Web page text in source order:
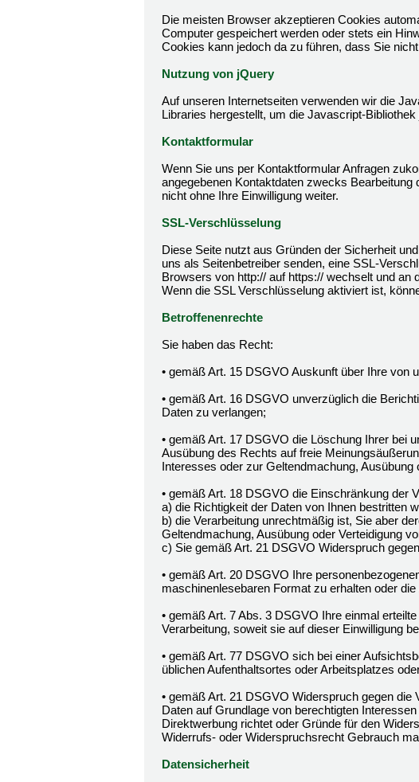
Die meisten Browser akzeptieren Cookies
Computer gespeichert werden oder stets ein
Cookies kann jedoch da zu führen, dass Sie
Nutzung von jQuery
Auf unseren Internetseiten verwenden wir die
Libraries hergestellt, um die Javascript-
Kontaktformular
Wenn Sie uns per Kontaktformular Anfragen
angegebenen Kontaktdaten zwecks
nicht ohne Ihre Einwilligung weiter.
SSL-Verschlüsselung
Diese Seite nutzt aus Gründen der Sicherheit
uns als Seitenbetreiber senden, eine SSL-
Browsers von http:// auf https:// wechselt und
Wenn die SSL Verschlüsselung aktiviert ist,
Betroffenenrechte
Sie haben das Recht:
• gemäß Art. 15 DSGVO Auskunft über Ihre von
• gemäß Art. 16 DSGVO unverzüglich die
Daten zu verlangen;
• gemäß Art. 17 DSGVO die Löschung Ihrer bei
Ausübung des Rechts auf freie
Interesses oder zur Geltendmachung,
• gemäß Art. 18 DSGVO die Einschränkung der
a) die Richtigkeit der Daten von Ihnen bestritten
b) die Verarbeitung unrechtmäßig ist, Sie aber
Geltendmachung, Ausübung oder Verteidigung
c) Sie gemäß Art. 21 DSGVO Widerspruch
• gemäß Art. 20 DSGVO Ihre
maschinenlesebaren Format zu erhalten oder
• gemäß Art. 7 Abs. 3 DSGVO Ihre einmal
Verarbeitung, soweit sie auf dieser Einwilligung
• gemäß Art. 77 DSGVO sich bei einer
üblichen Aufenthaltsortes oder Arbeitsplatzes
• gemäß Art. 21 DSGVO Widerspruch gegen
Daten auf Grundlage von berechtigten
Direktwerbung richtet oder Gründe für den
Widerrufs- oder Widerspruchsrecht Gebrauch
Datensicherheit